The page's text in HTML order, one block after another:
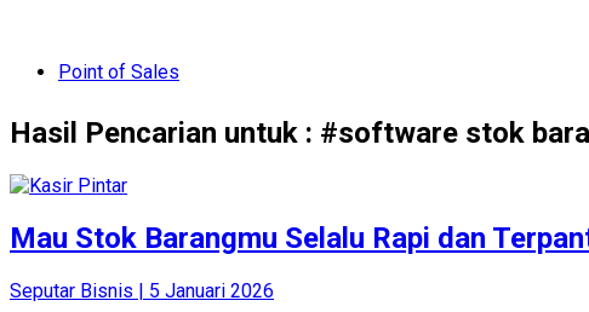
Point of Sales
Hasil Pencarian untuk : #software stok
Mau Stok Barangmu Selalu Rapi dan
Seputar Bisnis | 5 Januari 2026